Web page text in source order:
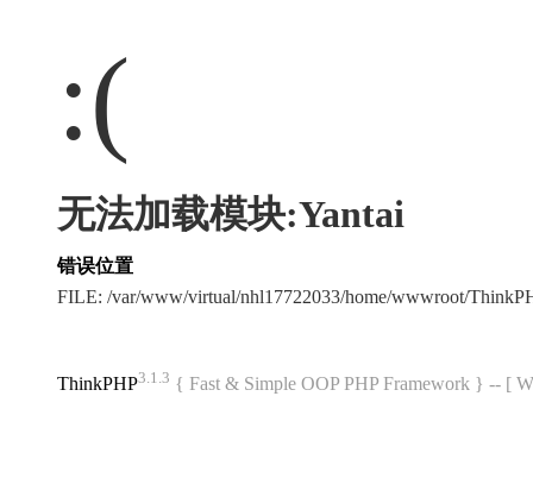
:(
无法加载模块:Yantai
错误位置
FILE: /var/www/virtual/nhl17722033/home/wwwroot/
ThinkPHP3.1.3 { Fast & Simple OOP PHP Framework } -- [